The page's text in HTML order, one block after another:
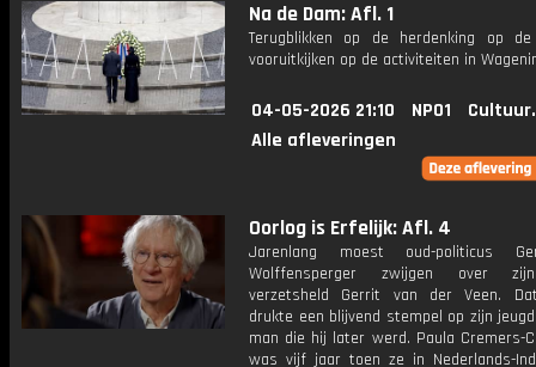
Na de Dam: Afl. 1
Terugblikken op de herdenking op
vooruitkijken op de activiteiten in
04-05-2026 21:10 NPO1
Alle afleveringen
Oorlog is Erfelijk: Afl. 4
Jarenlang moest oud-politicus
Wolffensperger zwijgen over
verzetsheld Gerrit van der Veen.
drukte een blijvend stempel op zijn
man die hij later werd. Paula Cremers-
was vijf jaar toen ze in Nederlands-